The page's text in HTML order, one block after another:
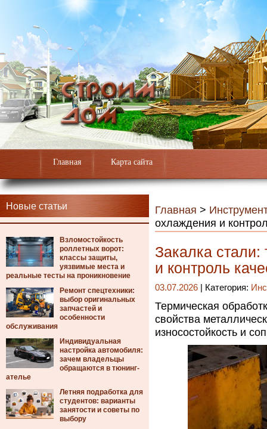
Главная Карта сайта
Новые статьи
Взломостойкость
роллетных ворот:
классы защиты,
уязвимые места и
реальные тесты на проникновение
Ремонт спецтехники:
выбор оригинальных
запчастей и
особенности
обслуживания
Индивидуальная
настройка автомобиля:
зачем владельцы
обращаются в тюнинг-
ателье
Летняя подработка для
студентов: варианты
занятости и советы по
выбору
Главная >
охлаждения и
Закалка стали:
и контроль
03.07.2026 | Категория:
Термическая
свойства
износостойкость и